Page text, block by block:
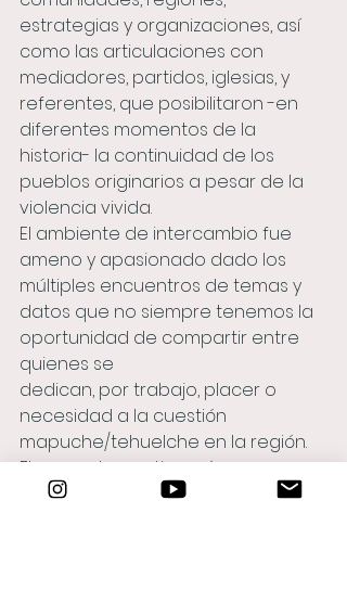
estrategias y organizaciones, así
como las articulaciones con
mediadores, partidos, iglesias, y
referentes, que posibilitaron -en
diferentes momentos de la
historia- la continuidad de los
pueblos originarios a pesar de la
violencia vivida.
El ambiente de intercambio fue
ameno y apasionado dado los
múltiples encuentros de temas y
datos que no siempre tenemos la
oportunidad de compartir entre
quienes se
dedican, por trabajo, placer o
necesidad a la cuestión
mapuche/tehuelche en la región.
El proyecto continuará con una
futura publicación que fue